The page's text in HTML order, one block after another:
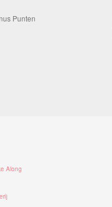
Punten
Along